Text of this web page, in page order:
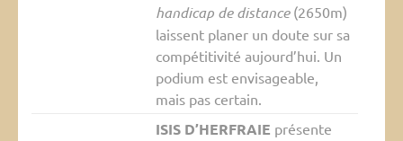
handicap de distance(2650m)
laissent planer un doute sur sa
compétitivité aujourd’hui. Un
podium est envisageable,
mais pas certain.
ISIS D’HERFRAIE présente